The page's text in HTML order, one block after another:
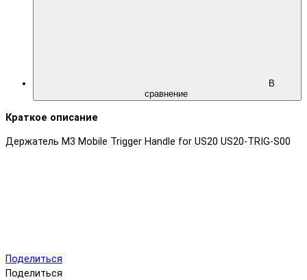
В
сравнение
Краткое описание
Держатель M3 Mobile Trigger Handle for US20 US20-TRIG-S00
Поделиться
Поделиться